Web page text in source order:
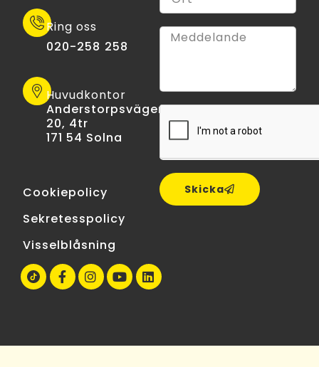
Ring oss
020-258 258
Huvudkontor
Anderstorpsvägen
20, 4tr
171 54 Solna
Cookiepolicy
Sekretesspolicy
Visselblåsning
Skicka